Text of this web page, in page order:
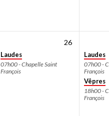
26
Laudes
07h00 - Chapelle Saint
François
Laudes
07h00 -
François
Vêpres
18h00 -
François